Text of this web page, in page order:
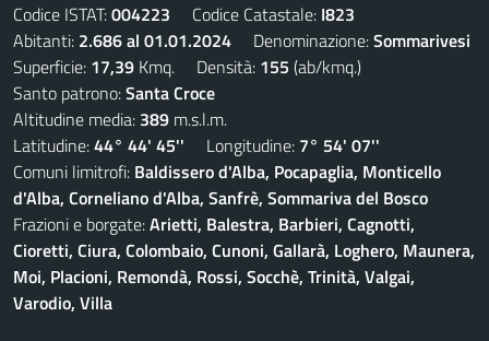
Codice ISTAT:004223 Codice Catastale: I823
Abitanti: 2.686 al 01.01.2024 Denominazione:Sommarivesi
Superficie: 17,39 Kmq. Densità: 155 (ab/kmq.)
Santo patrono:Santa Croce
Altitudine media: 389 m.s.l.m.
Latitudine:44° 44' 45'' Longitudine: 7° 54' 07''
Comuni limitrofi: Baldissero d'Alba, Pocapaglia, Monticello
d'Alba, Corneliano d'Alba, Sanfrè, Sommariva del Bosco
Frazioni e borgate:Arietti, Balestra, Barbieri, Cagnotti,
Cioretti, Ciura, Colombaio, Cunoni, Gallarà, Loghero, Maunera,
Moi, Placioni, Remondà, Rossi, Socchè, Trinità, Valgai,
Varodio, Villa